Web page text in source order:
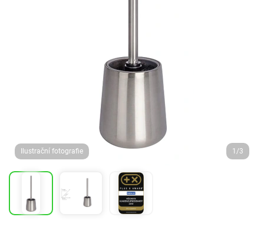
Ilustrační fotografie 1/3